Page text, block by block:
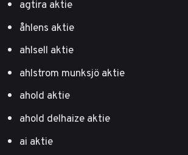
agtira aktie
åhlens aktie
ahlsell aktie
ahlstrom munksjö aktie
ahold aktie
ahold delhaize aktie
ai aktie